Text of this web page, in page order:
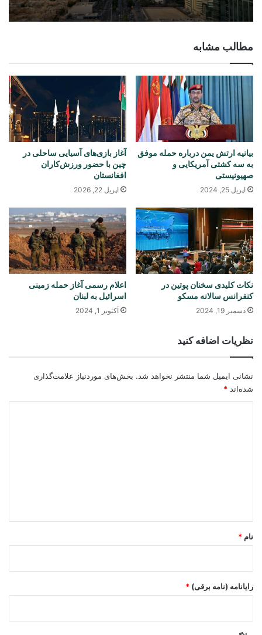
مطالب مشابه
بیانیه ارتش یمن درباره حمله موفق
به سه کشتی آمریکایی و
صهیونیستی
اپریل 25, 2024
آغاز بازی‌های آسیایی ساحلی در
چین با حضور ورزش‌کاران
افغانستان
اپریل 22, 2026
نکات کلیدی سخنان پوتین در
کنفرانس سالانه مسکو
دسمبر 19, 2024
اعلام رسمی آغاز حمله زمینی
اسرائیل به لبنان
آکتوبر 1, 2024
نظریات اضافه کنید
نشانی ایمیل شما منتشر نخواهد شد. بخش‌های موردنیاز علامت‌گذاری
شده‌اند *
نام *
رایانامه (نامه برقی) *